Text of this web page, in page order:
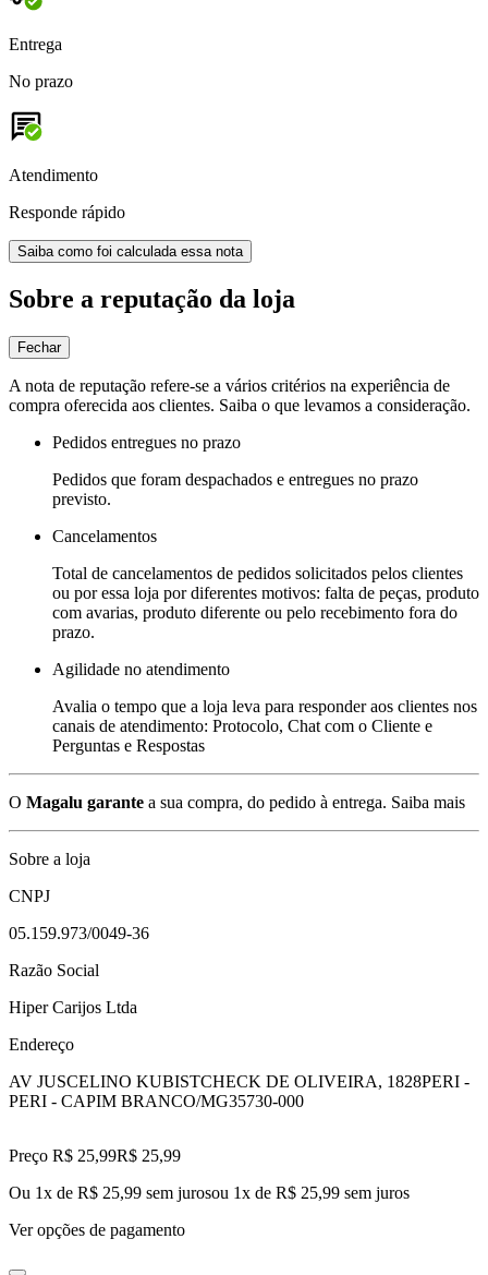
Entrega
No prazo
Atendimento
Responde rápido
Saiba como foi calculada essa nota
Sobre a reputação da loja
Fechar
A nota de reputação refere-se a vários critérios na experiência de
compra oferecida aos clientes. Saiba o que levamos a consideração.
Pedidos entregues no prazo
Pedidos que foram despachados e entregues no prazo
previsto.
Cancelamentos
Total de cancelamentos de pedidos solicitados pelos clientes
ou por essa loja por diferentes motivos: falta de peças, produto
com avarias, produto diferente ou pelo recebimento fora do
prazo.
Agilidade no atendimento
Avalia o tempo que a loja leva para responder aos clientes nos
canais de atendimento: Protocolo, Chat com o Cliente e
Perguntas e Respostas
O Magalu garante a sua compra, do pedido à entrega. Saiba mais
Sobre a loja
CNPJ
05.159.973/0049-36
Razão Social
Hiper Carijos Ltda
Endereço
AV JUSCELINO KUBISTCHECK DE OLIVEIRA, 1828PERI -
PERI - CAPIM BRANCO/MG35730-000
Preço R$ 25,99R$ 25,99
Ou 1x de R$ 25,99 sem jurosou 1x de R$ 25,99 sem juros
Ver opções de pagamento